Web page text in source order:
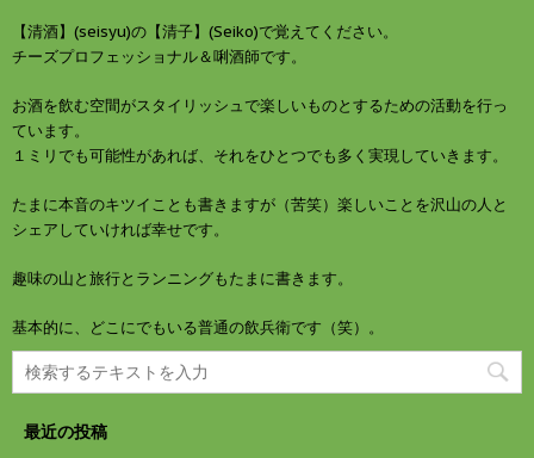
【清酒】(seisyu)の【清子】(Seiko)で覚えてください。
チーズプロフェッショナル＆唎酒師です。
お酒を飲む空間がスタイリッシュで楽しいものとするための活動を行っ
ています。
１ミリでも可能性があれば、それをひとつでも多く実現していきます。
たまに本音のキツイことも書きますが（苦笑）楽しいことを沢山の人と
シェアしていければ幸せです。
趣味の山と旅行とランニングもたまに書きます。
基本的に、どこにでもいる普通の飲兵衛です（笑）。
最近の投稿